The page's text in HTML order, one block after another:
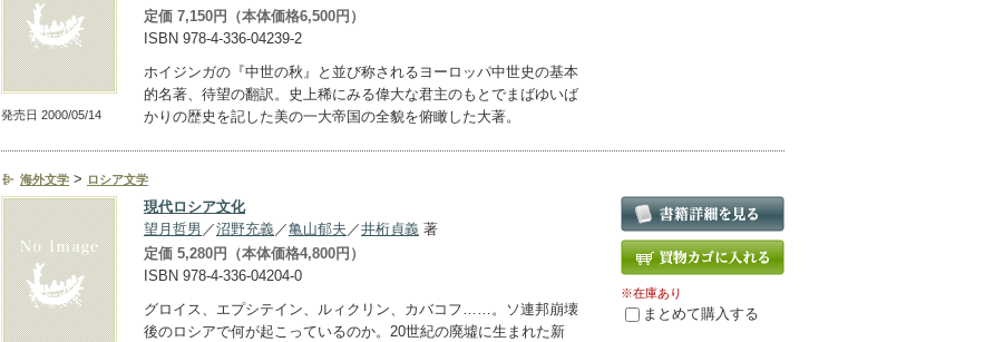
発売日 2000/05/14
定価 7,150円（本体価格6,500円）
ISBN 978-4-336-04239-2
ホイジンガの『中世の秋』と並び称されるヨーロッパ中世史の基本
的名著、待望の翻訳。史上稀にみる偉大な君主のもとでまばゆいば
かりの歴史を記した美の一大帝国の全貌を俯瞰した大著。
海外文学 > ロシア文学
現代ロシア文化
望月哲男 ／沼野充義／亀山郁夫 ／井桁貞義 著
定価 5,280円（本体価格4,800円）
ISBN 978-4-336-04204-0
グロイス、エプシテイン、ルィクリン、カバコフ……。ソ連邦崩壊
後のロシアで何が起こっているのか。20世紀の廃墟に生まれた新
※在庫あり
まとめて購入する